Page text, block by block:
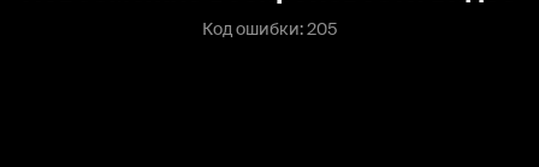
Код ошибки: 205